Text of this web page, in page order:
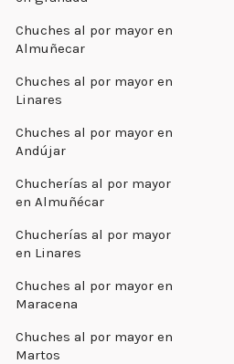
Chuches al por mayor en
Almuñecar
Chuches al por mayor en
Linares
Chuches al por mayor en
Andújar
Chucherías al por mayor
en Almuñécar
Chucherías al por mayor
en Linares
Chuches al por mayor en
Maracena
Chuches al por mayor en
Martos